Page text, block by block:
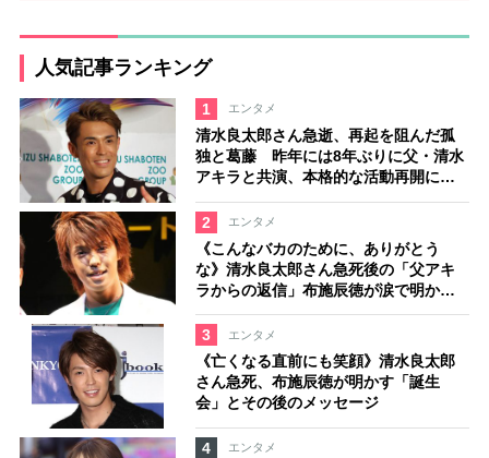
人気記事ランキング
1 エンタメ
清水良太郎さん急逝、再起を阻んだ孤
独と葛藤 昨年には8年ぶりに父・清水
アキラと共演、本格的な活動再開に向
「不安定なところ」
2 エンタメ
《こんなバカのために、ありがとう
な》清水良太郎さん急死後の「父アキ
ラからの返信」布施辰徳が涙で明かす
「順番が違う」
3
エンタメ
《亡くなる直前にも笑顔》清水良太郎
さん急死、布施辰徳が明かす「誕生
会」とその後のメッセージ
4 エンタメ